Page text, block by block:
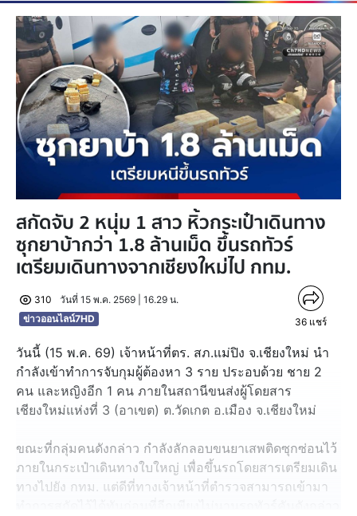
สกัดจับ 2 หนุ่ม 1 สาว หิ้วกระเป๋าเดินทาง
ซุกยาบ้ากว่า 1.8 ล้านเม็ด ขึ้นรถทัวร์
เตรียมเดินทางจากเชียงใหม่ไป กทม.
310
วันที่ 15 พ.ค. 2569 | 16.29 น.
ข่าวออนไลน์7HD
36 แชร์
วันนี้ (15 พ.ค. 69) เจ้าหน้าที่ตร. สภ.แม่ปิง จ.เชียงใหม่ นำ
กำลังเข้าทำการจับกุมผู้ต้องหา 3 ราย ประอบด้วย ชาย 2
คน และหญิงอีก 1 คน ภายในสถานีขนส่งผู้โดยสาร
เชียงใหม่แห่งที่ 3 (อาเขต) ต.วัดเกต อ.เมือง จ.เชียงใหม่
ขณะที่กลุ่มคนดังกล่าว กำลังลักลอบขนยาเสพติดซุกซ่อนไว้
ภายในกระเป๋าเดินทางใบใหญ่ เพื่อขึ้นรถโดยสารเตรียมเดิน
ทางไปยัง กทม. แต่ดีที่ทางเจ้าหน้าที่ตำรวจสามารถเข้ามา